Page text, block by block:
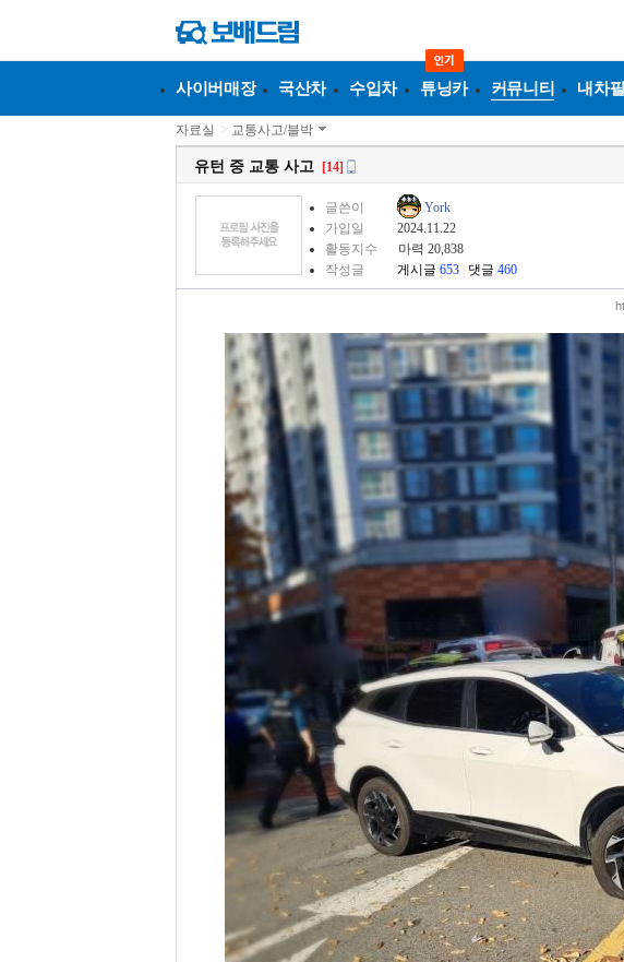
사이버매장 국산차 수입차 튜닝카 커뮤니티 내차
자료실 > 교통사고/블박
유턴 중 교통 사고 [14]
글쓴이
York
가입일
2024.11.22
활동지수
마력 20,838
작성글
게시글 653 댓글 460